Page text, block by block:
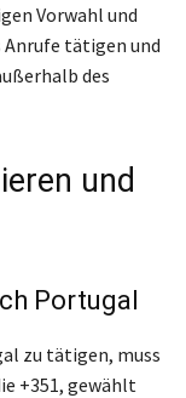
Vorwahl und
tätigen und
des
und
Portugal
zu tätigen, muss
+351, gewählt